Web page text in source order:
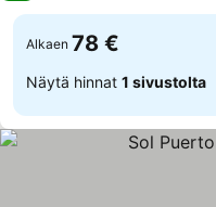
Alkaen 78 €
Näytä hinnat 1 sivustolta